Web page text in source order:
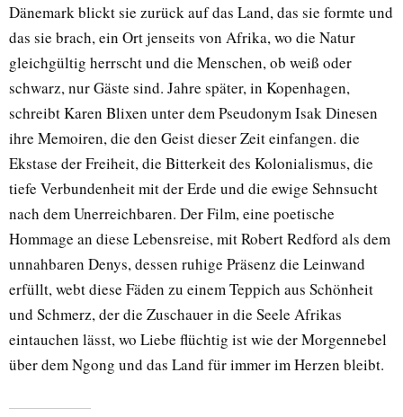
Dänemark blickt sie zurück auf das Land, das sie formte und
das sie brach, ein Ort jenseits von Afrika, wo die Natur
gleichgültig herrscht und die Menschen, ob weiß oder
schwarz, nur Gäste sind. Jahre später, in Kopenhagen,
schreibt Karen Blixen unter dem Pseudonym Isak Dinesen
ihre Memoiren, die den Geist dieser Zeit einfangen. die
Ekstase der Freiheit, die Bitterkeit des Kolonialismus, die
tiefe Verbundenheit mit der Erde und die ewige Sehnsucht
nach dem Unerreichbaren. Der Film, eine poetische
Hommage an diese Lebensreise, mit Robert Redford als dem
unnahbaren Denys, dessen ruhige Präsenz die Leinwand
erfüllt, webt diese Fäden zu einem Teppich aus Schönheit
und Schmerz, der die Zuschauer in die Seele Afrikas
eintauchen lässt, wo Liebe flüchtig ist wie der Morgennebel
über dem Ngong und das Land für immer im Herzen bleibt.